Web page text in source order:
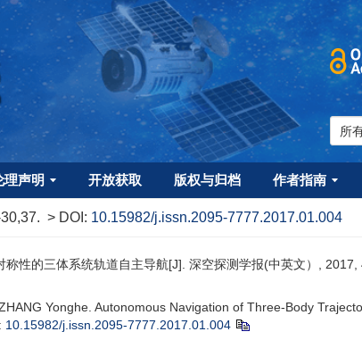
理声明 开放获取 版权与归档 作者指南
> DOI: 10.15982/j.issn.2095-7777.2017.01.004
性的三体系统轨道自主导航[J]. 深空探测学报(中英文）, 2017,
Yonghe. Autonomous Navigation of Three-Body
10.15982/j.issn.2095-7777.2017.01.004